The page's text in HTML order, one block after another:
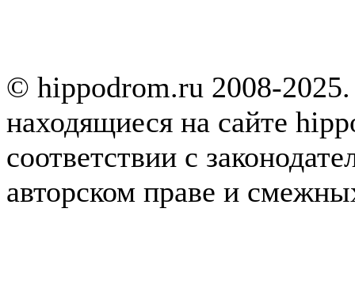
© hippodrom.ru 2008-
находящиеся на сайте
соответствии с
авторском праве и